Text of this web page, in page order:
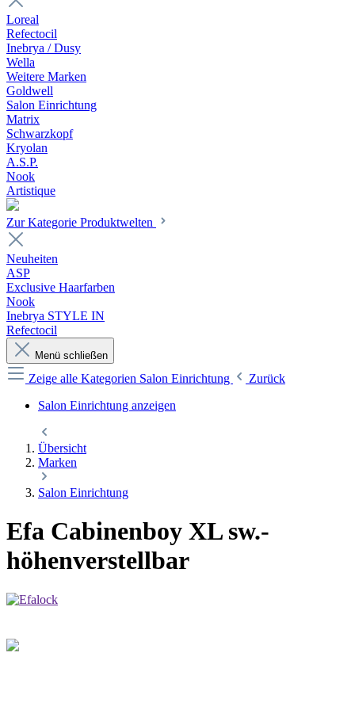
Loreal
Refectocil
Inebrya / Dusy
Wella
Weitere Marken
Goldwell
Salon Einrichtung
Matrix
Schwarzkopf
Kryolan
A.S.P.
Nook
Artistique
Zur Kategorie Produktwelten
Neuheiten
ASP
Exclusive Haarfarben
Nook
Inebrya STYLE IN
Refectocil
Menü schließen
Zeige alle Kategorien Salon Einrichtung
Zurück
Salon Einrichtung anzeigen
Übersicht
Marken
Salon Einrichtung
Efa Cabinenboy XL sw.-
höhenverstellbar